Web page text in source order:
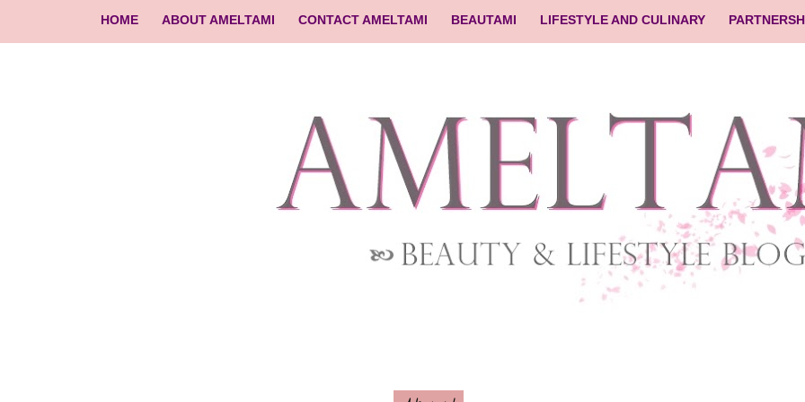
HOME ABOUT AMELTAMI CONTACT AMELTAMI BEAUTAMI LIFESTYLE AND CULINARY